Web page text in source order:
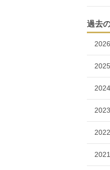
過去
2026
2025
2024
2023
2022
2021